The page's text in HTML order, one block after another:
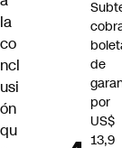
la
co
ncl
usi
ón
qu
de
por
US$
13,9